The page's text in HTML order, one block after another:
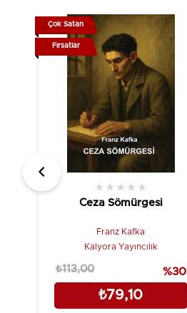
Ceza Sömürgesi
★ ★ ★ ★ ★
Franz Kafka
Kalyora Yayıncılık
₺79,10
₺113,00 %30
Çok Satan
Fırsatlar